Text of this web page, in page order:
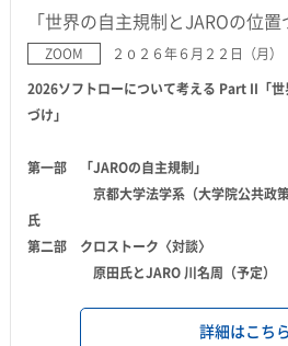
「世界の自主規制とJAROの位置
ZOOM
２０２６年６月２２日（月
2026ソフトローについて考える Part II「
づけ」
第一部 「JAROの自主規制」
京都大学法学系（大学院公共政策
氏
第二部 クロストーク〈対談〉
原田氏とJARO 川名周（予定）
詳細はこちら